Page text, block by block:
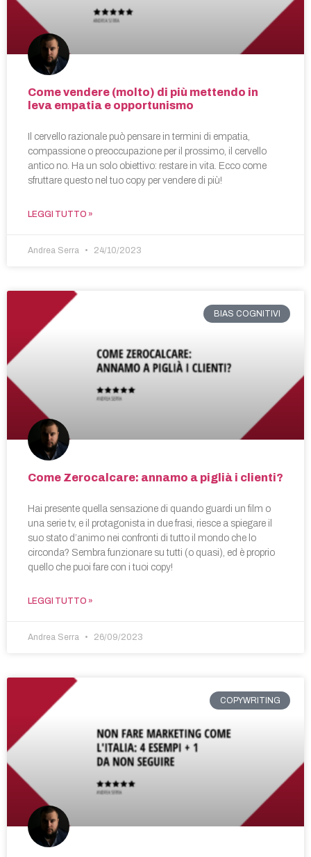
Come vendere (molto) di più mettendo in
leva empatia e opportunismo
Il cervello razionale può pensare in termini di empatia,
compassione o preoccupazione per il prossimo, il cervello
antico no. Ha un solo obiettivo: restare in vita. Ecco come
sfruttare questo nel tuo copy per vendere di più!
LEGGI TUTTO »
Andrea Serra 24/10/2023
BIAS COGNITIVI
Come Zerocalcare: annamo a piglià i clienti?
Hai presente quella sensazione di quando guardi un film o
una serie tv, e il protagonista in due frasi, riesce a spiegare il
suo stato d’animo nei confronti di tutto il mondo che lo
circonda? Sembra funzionare su tutti (o quasi), ed è proprio
quello che puoi fare con i tuoi copy!
LEGGI TUTTO »
Andrea Serra 26/09/2023
COPYWRITING